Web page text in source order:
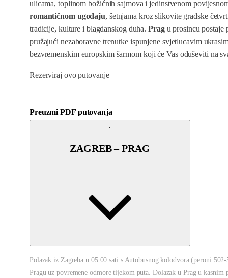
ulicama, toplinom božićnih sajmova i jedinstvenom
romantičnom ugođaju, šetnjama kroz slikovite gradske
tradicije, kulture i blagdanskog duha.Pragu prosincu postaje
pružajući nezaboravne trenutke ispunjene svjetlucavim
bezvremenskim europskim šarmom koji će Vas oduševiti na
Rezerviraj ovo putovanje
Preuzmi PDF putovanja
ZAGREB – PRAG
Polazak iz Zagreba u 05:00 sati s Autobusnog kolodvora (peroni
Pragu uz povremene odmore tijekom puta. Dolazak u Prag u kasnim